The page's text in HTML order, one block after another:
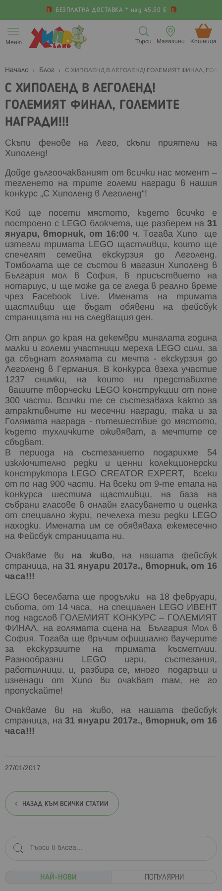
БЕЗПЛАТНА ДОСТАВКА * над 45.50 €
към
съдържанието
Меню Кошница (
Магазини
Търси
Начало Блог С ХИПОЛЕНД В ЛЕГОЛЕНД! ГОЛЕМИЯТ ФИНАЛ,
С ХИПОЛЕНД В ЛЕГОЛЕНД!
ГОЛЕМИЯТ ФИНАЛ, ГОЛЕМИТЕ
НАГРАДИ!!!
Скъпи фенове на Лего, скъпи приятели на
Хиполенд!
Дойде дългоочакваният от всички нас момент –
тегленето на трите големи награди в нашия
конкурс „С Хиполенд в Леголенд“!
Кой ще посети мястото, където всичко е
построено с LEGO блокчета, ще разберем на 31
януари, вторник, от 16:00 ч. Тогава Хипо ще
изтегли тримата LEGO щастливци, които ще
спечелят семейна екскурзия до Леголенд.
Томболата ще се състои в магазин Хиполенд в
България мол в София, в присъствието на
нотариус, и ще може да се гледа в реално време
чрез Facebook Live. Имената на тримата
щастливци ще бъдат обявени на фейсбук
страницата ни на следващия ден.
От април до края на декември миналата година
малки и големи участници мереха LEGO сили, за
да сбъднат голямата си мечта - екскурзия до
Леголенд в Германия. В конкурса взеха участие
1237 снимки, на които ни представихте
вашите творчески LEGO конструкции от поне
300 части. Всички те се състезаваха както за
атрактивните ни месечни награди, така и за
Голямата награда - пътешествие до мястото,
където тухличките оживяват, а мечтите се
сбъдват.
В периода на състезанието подарихме 54
изключително редки и ценни колекционерски
конструктора LEGO CREATOR EXPERT, всеки
от по над 900 части. На всеки от 9-те етапа на
конкурса шестима щастливци, на база на
събрани гласове в онлайн гласуването и оценка
от специално жури, печелеха тези редки LEGO
находки. Имената им се обявяваха ежемесечно
на Фейсбук страницата ни.
Очакваме ви на живо, на нашата фейсбук
страница, на31 януари 2017г., вторник, от 16
часа!!!
LEGO веселбата ще продължи на 18 февруари,
събота, от 14 часа, на специален LEGO ИВЕНТ
под надслов ГОЛЕМИЯТ КОНКУРС – ГОЛЕМИЯТ
ФИНАЛ, на голямата сцена на България Мол в
София. Тогава ще връчим официално ваучерите
за екскурзиите на тримата късметлии.
Разнообразни LEGO игри, състезания,
работилници, и, разбира се, много подаръци и
изненади от Хипо ви очакват там, не го
пропускайте!
Очакваме ви на живо, на нашата фейсбук
страница, на31 януари 2017г., вторник, от 16
часа!!!
27/01/2017
НАЗАД КЪМ ВСИЧКИ СТАТИИ
НАЙ-НОВИ ПОПУЛЯРНИ